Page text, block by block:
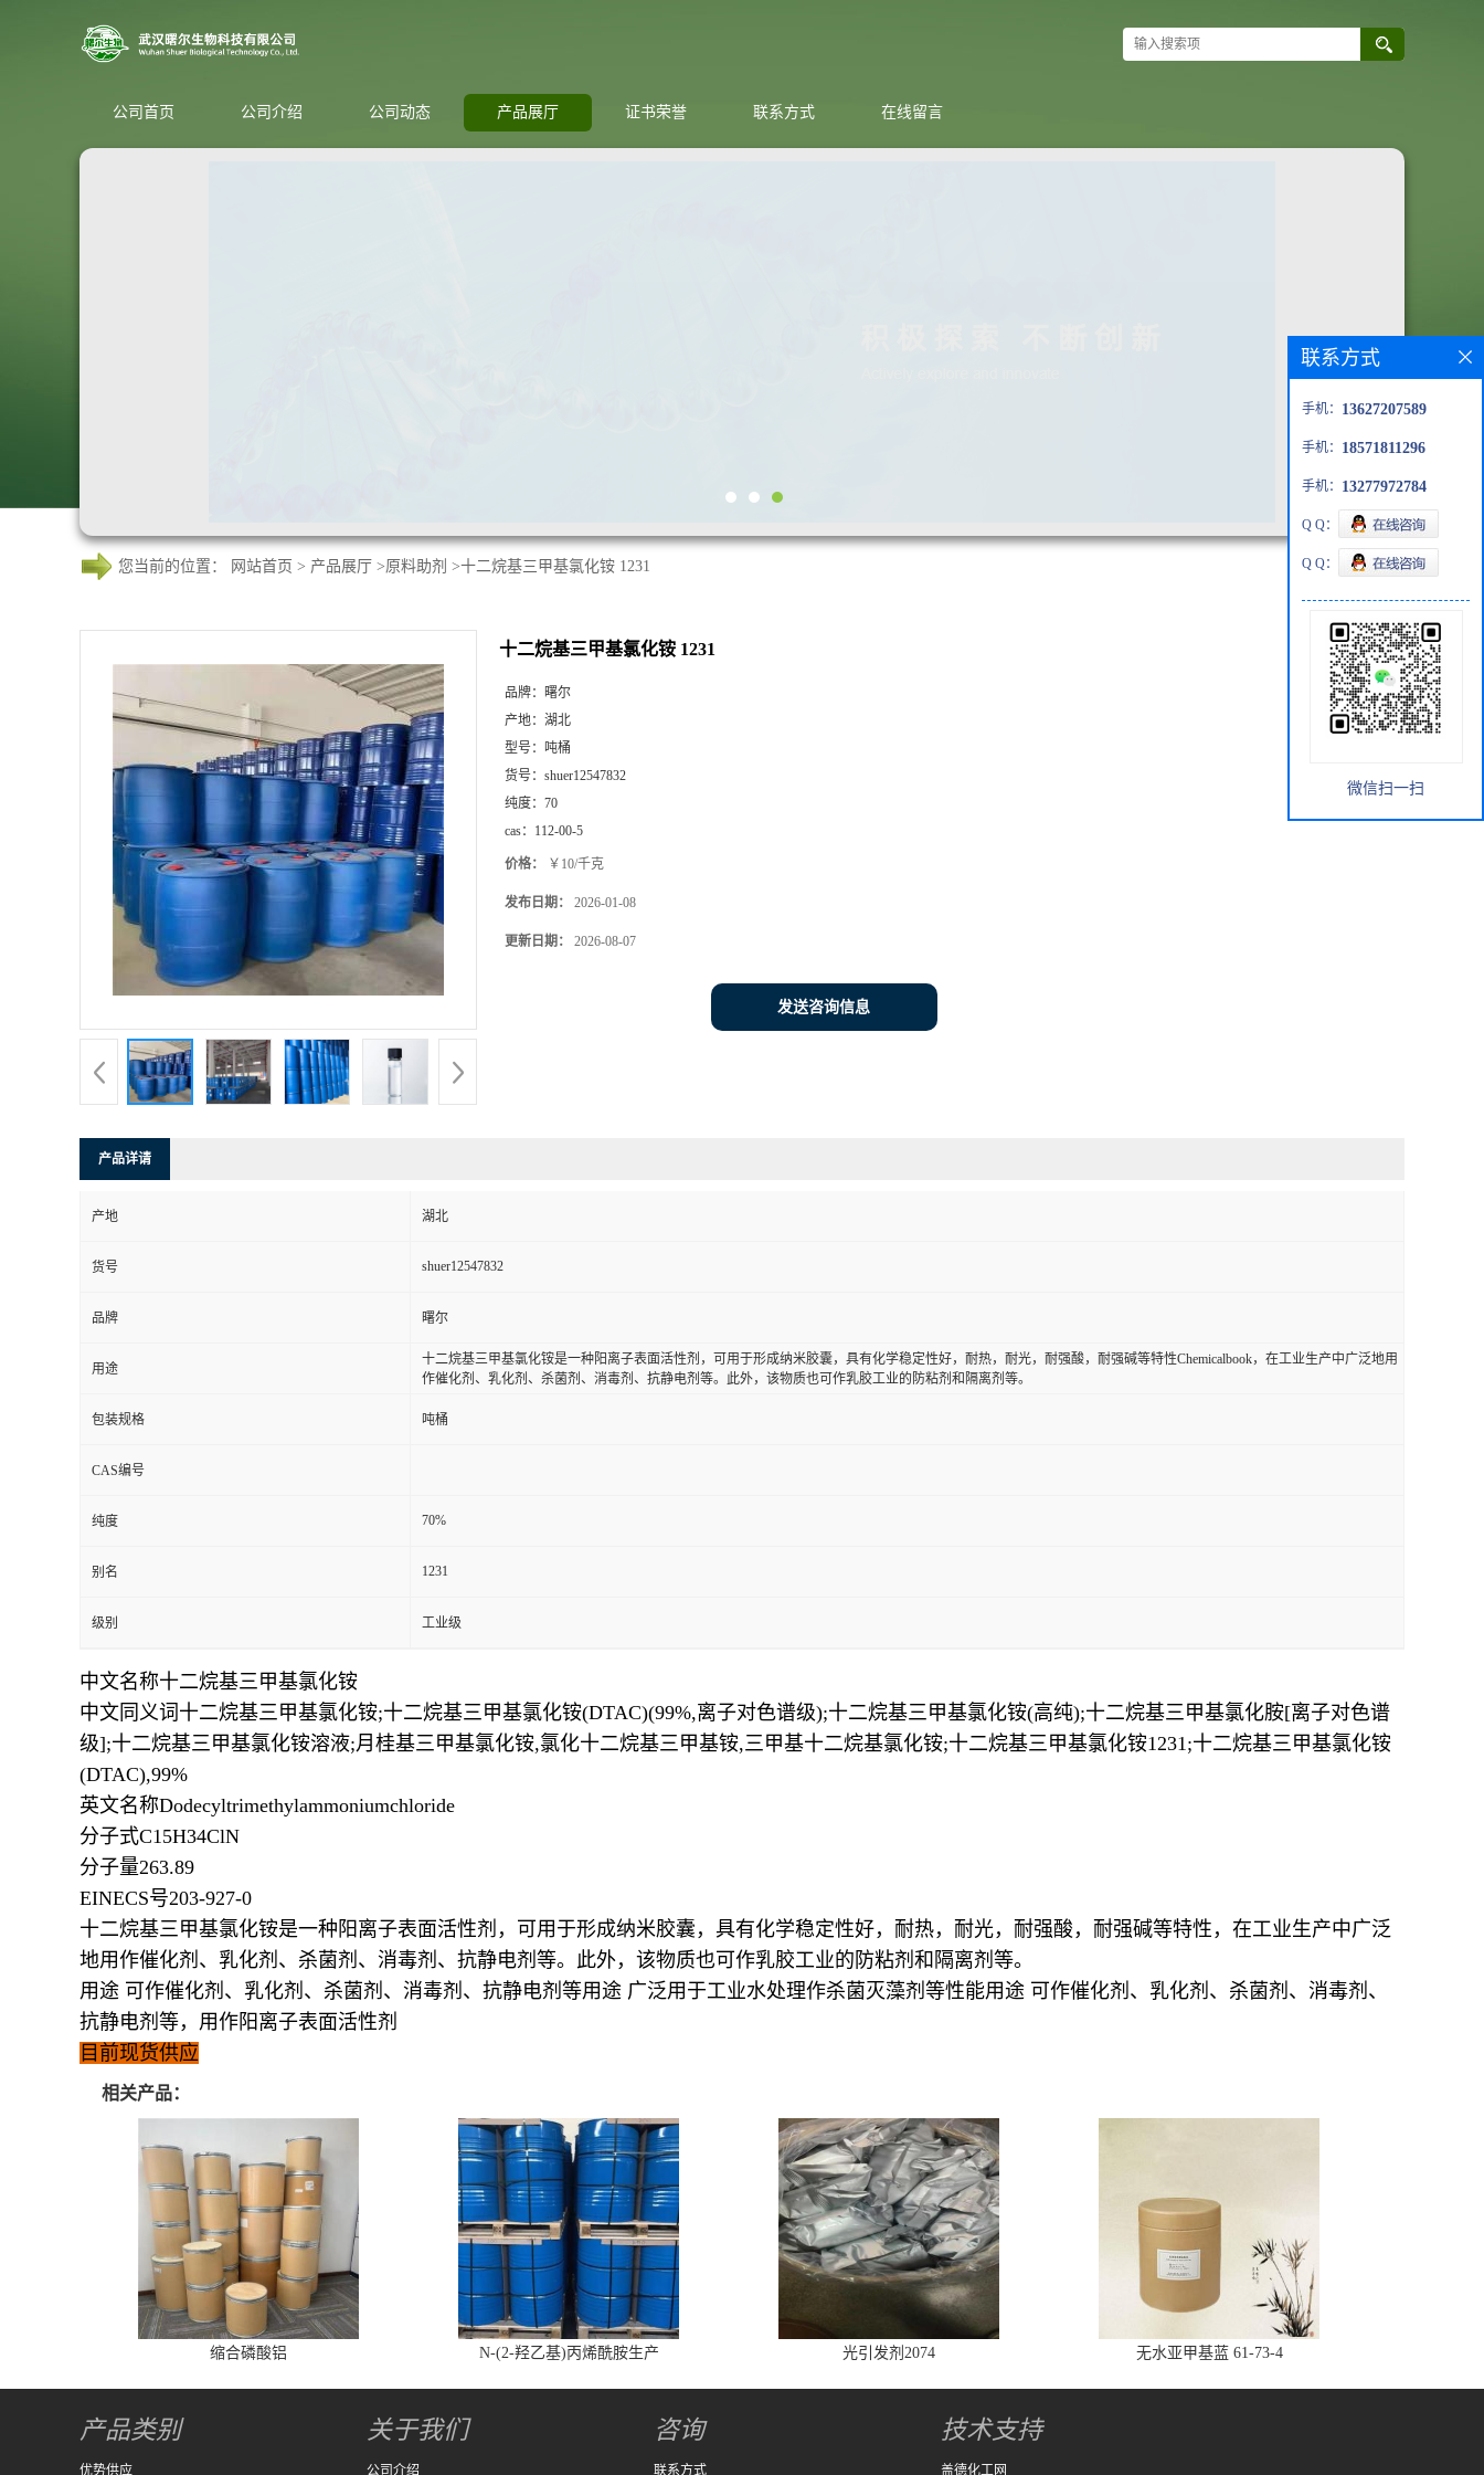
公司首页 公司介绍 公司动态 产品展厅 证书荣誉 联系方式 在线留言
您当前的位置： 网站首页 > 产品展厅 >原料助剂 >十二烷基三甲基氯化铵 1231
十二烷基三甲基氯化铵 1231
品牌： 曙尔
产地： 湖北
型号： 吨桶
货号： shuer12547832
纯度： 70
cas： 112-00-5
价格： ￥10/千克
发布日期： 2026-01-08
更新日期： 2026-08-07
发送咨询信息
产品详请
产地 湖北
货号 shuer12547832
品牌 曙尔
用途
十二烷基三甲基氯化铵是一种阳离子表面活性剂，可用于形成纳米胶囊，具有化学稳定性好，耐热，耐光，耐强酸，耐强碱等特性Chemicalbook，在工业生产中广泛地用
作催化剂、乳化剂、杀菌剂、消毒剂、抗静电剂等。此外，该物质也可作乳胶工业的防粘剂和隔离剂等。
包装规格 吨桶
CAS编号
纯度 70%
别名 1231
级别 工业级
中文名称十二烷基三甲基氯化铵
中文同义词十二烷基三甲基氯化铵;十二烷基三甲基氯化铵(DTAC)(99%,离子对色谱级);十二烷基三甲基氯化铵(高纯);十二烷基三甲基氯化胺[离子对色谱
级];十二烷基三甲基氯化铵溶液;月桂基三甲基氯化铵,氯化十二烷基三甲基铵,三甲基十二烷基氯化铵;十二烷基三甲基氯化铵1231;十二烷基三甲基氯化铵
(DTAC),99%
英文名称Dodecyltrimethylammoniumchloride
分子式C15H34ClN
分子量263.89
EINECS号203-927-0
十二烷基三甲基氯化铵是一种阳离子表面活性剂，可用于形成纳米胶囊，具有化学稳定性好，耐热，耐光，耐强酸，耐强碱等特性，在工业生产中广泛
地用作催化剂、乳化剂、杀菌剂、消毒剂、抗静电剂等。此外，该物质也可作乳胶工业的防粘剂和隔离剂等。
用途 可作催化剂、乳化剂、杀菌剂、消毒剂、抗静电剂等用途 广泛用于工业水处理作杀菌灭藻剂等性能用途 可作催化剂、乳化剂、杀菌剂、消毒剂、
抗静电剂等，用作阳离子表面活性剂
目前现货供应
相关产品：
缩合磷酸铝 N-(2-羟乙基)丙烯酰胺生产 光引发剂2074 无水亚甲基蓝 61-73-4
联系方式
手机： 13627207589
手机： 18571811296
手机： 13277972784
Q Q：
Q Q：
微信扫一扫
产品类别
优势供应
关于我们
公司介绍
咨询
联系方式
技术支持
盖德化工网